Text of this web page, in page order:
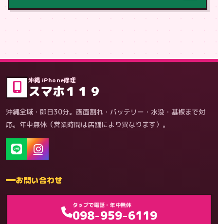
症状・内容から
沖縄 iPhone修理
スマホ１１９
沖縄全域・即日30分。画面割れ・バッテリー・水没・基板まで対
応。年中無休（営業時間は店舗により異なります）。
お問い合わせ
タップで電話・年中無休
098-959-6119